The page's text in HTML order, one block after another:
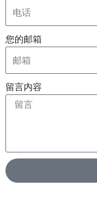
您的邮箱
留言内容